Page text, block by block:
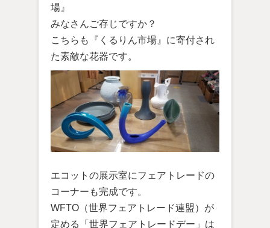
場』
みなさんご存じですか？
こちらも『くるりん市場』に寄付され
た素敵な花器です。
エコットの展示室にフェアトレードの
コーナーも完成です。
WFTO（世界フェアトレード連盟）が
定める「世界フェアトレードデー」は